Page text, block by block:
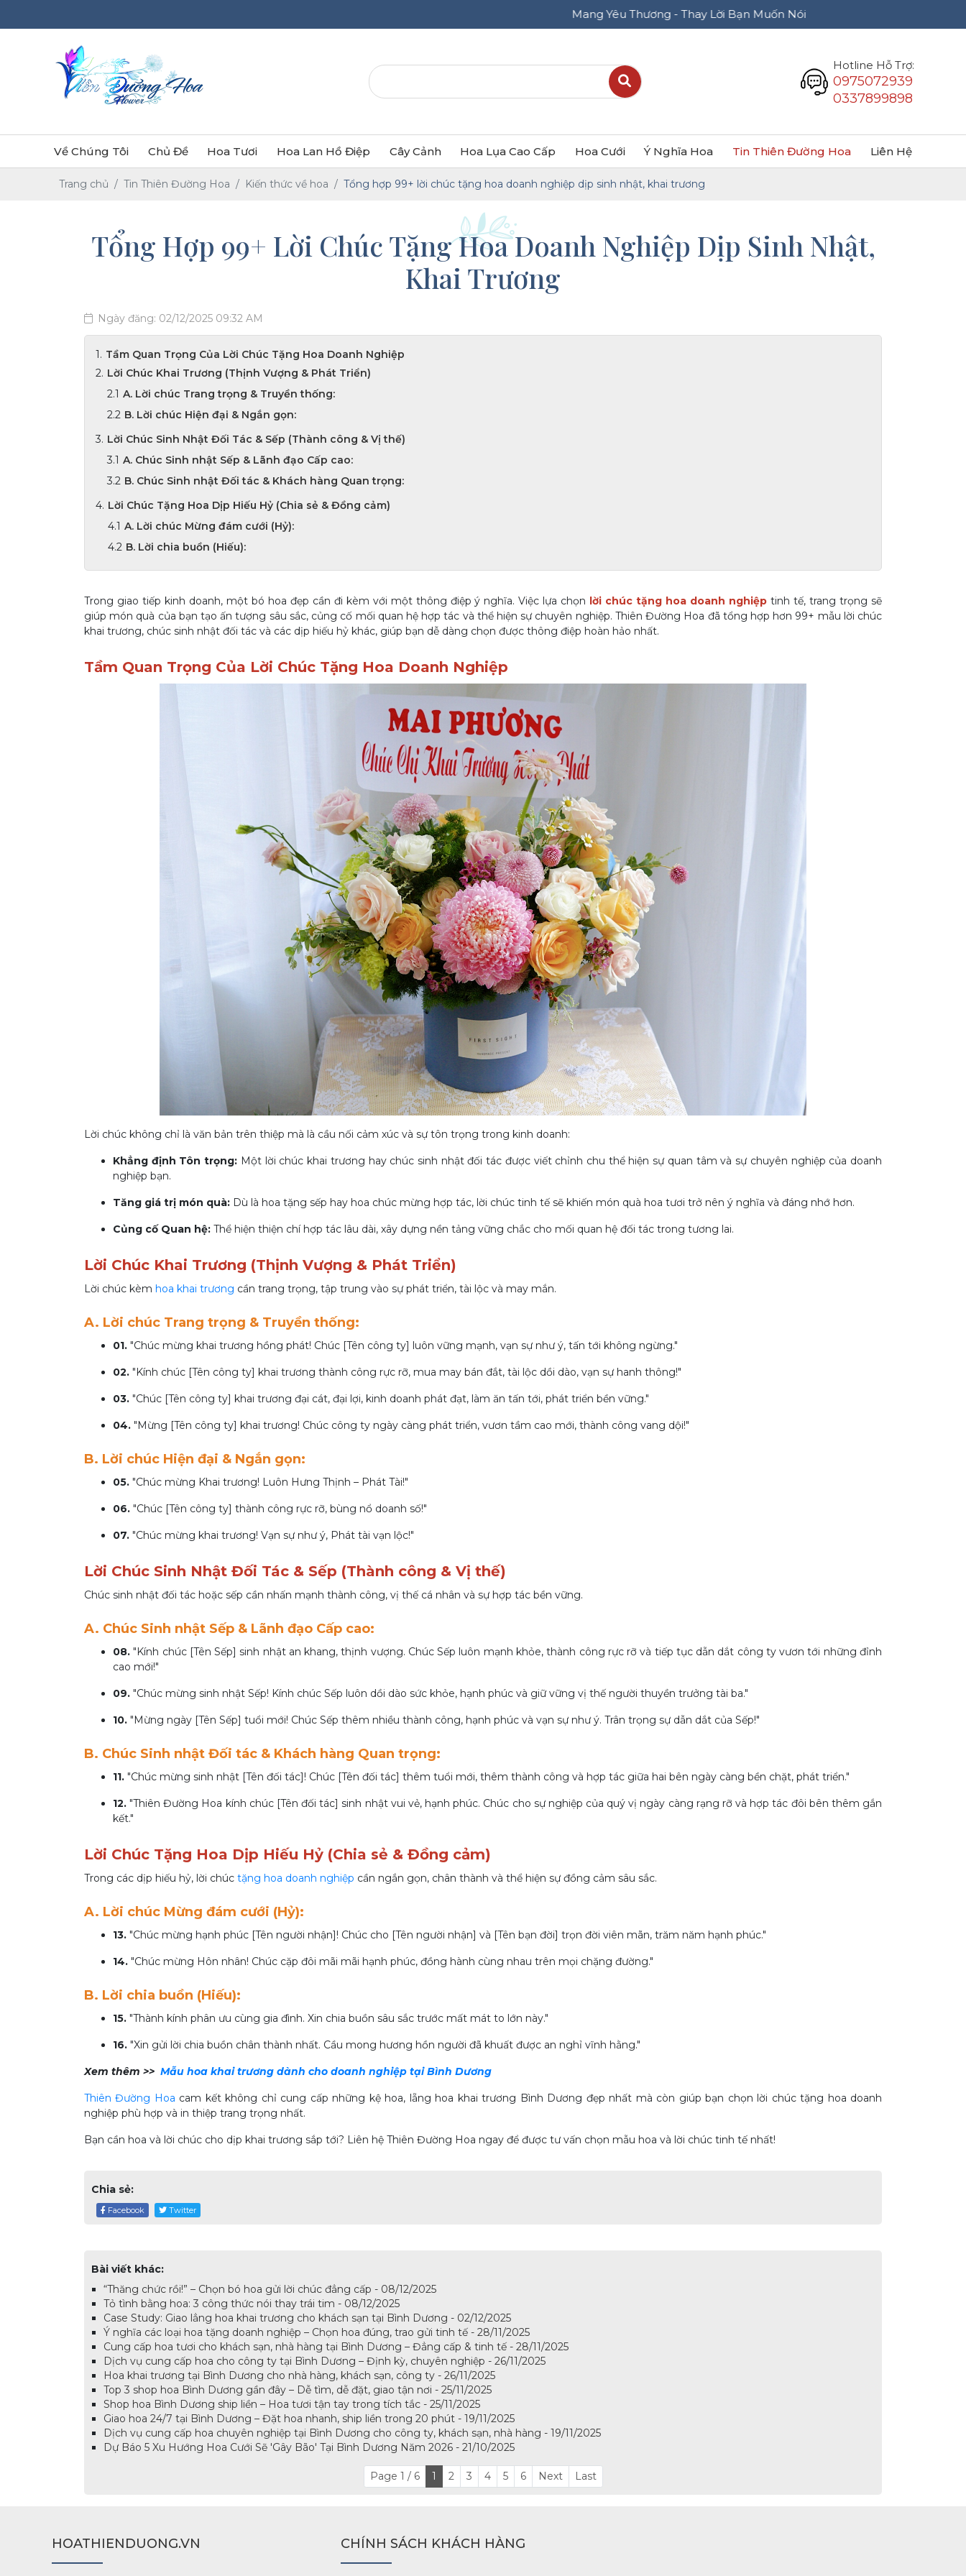
Mang Yêu Thương - Thay Lời Bạn Muốn Nói
Hotline Hỗ Trợ:
0975072939
0337899898
Về Chúng Tôi Chủ Đề Hoa Tươi Hoa Lan Hồ Điệp Cây Cảnh Hoa Lụa Cao Cấp Hoa Cưới Ý Nghĩa Hoa Tin Thiên Đường Hoa Liên Hệ
Trang chủ Tin Thiên Đường Hoa Kiến thức về hoa Tổng hợp 99+ lời chúc tặng hoa doanh nghiệp dịp sinh nhật, khai trương
Tổng Hợp 99+ Lời Chúc Tặng Hoa Doanh Nghiệp Dịp Sinh Nhật,
Khai Trương
Ngày đăng: 02/12/2025 09:32 AM
Tầm Quan Trọng Của Lời Chúc Tặng Hoa Doanh Nghiệp
Lời Chúc Khai Trương (Thịnh Vượng & Phát Triển)
A. Lời chúc Trang trọng & Truyền thống:
B. Lời chúc Hiện đại & Ngắn gọn:
Lời Chúc Sinh Nhật Đối Tác & Sếp (Thành công & Vị thế)
A. Chúc Sinh nhật Sếp & Lãnh đạo Cấp cao:
B. Chúc Sinh nhật Đối tác & Khách hàng Quan trọng:
Lời Chúc Tặng Hoa Dịp Hiếu Hỷ (Chia sẻ & Đồng cảm)
A. Lời chúc Mừng đám cưới (Hỷ):
B. Lời chia buồn (Hiếu):
Trong giao tiếp kinh doanh, một bó hoa đẹp cần đi kèm với một thông điệp ý nghĩa. Việc lựa chọn lời chúc tặng hoa doanh nghiệp tinh tế, trang trọng sẽ
giúp món quà của bạn tạo ấn tượng sâu sắc, củng cố mối quan hệ hợp tác và thể hiện sự chuyên nghiệp. Thiên Đường Hoa đã tổng hợp hơn 99+ mẫu lời chúc
khai trương, chúc sinh nhật đối tác và các dịp hiếu hỷ khác, giúp bạn dễ dàng chọn được thông điệp hoàn hảo nhất.
Tầm Quan Trọng Của Lời Chúc Tặng Hoa Doanh Nghiệp
Lời chúc không chỉ là văn bản trên thiệp mà là cầu nối cảm xúc và sự tôn trọng trong kinh doanh:
Khẳng định Tôn trọng: Một lời chúc khai trương hay chúc sinh nhật đối tác được viết chỉnh chu thể hiện sự quan tâm và sự chuyên nghiệp của doanh
nghiệp bạn.
Tăng giá trị món quà: Dù là hoa tặng sếp hay hoa chúc mừng hợp tác, lời chúc tinh tế sẽ khiến món quà hoa tươi trở nên ý nghĩa và đáng nhớ hơn.
Củng cố Quan hệ: Thể hiện thiện chí hợp tác lâu dài, xây dựng nền tảng vững chắc cho mối quan hệ đối tác trong tương lai.
Lời Chúc Khai Trương (Thịnh Vượng & Phát Triển)
Lời chúc kèm hoa khai trương cần trang trọng, tập trung vào sự phát triển, tài lộc và may mắn.
A. Lời chúc Trang trọng & Truyền thống:
01. "Chúc mừng khai trương hồng phát! Chúc [Tên công ty] luôn vững mạnh, vạn sự như ý, tấn tới không ngừng."
02. "Kính chúc [Tên công ty] khai trương thành công rực rỡ, mua may bán đắt, tài lộc dồi dào, vạn sự hanh thông!"
03. "Chúc [Tên công ty] khai trương đại cát, đại lợi, kinh doanh phát đạt, làm ăn tấn tới, phát triển bền vững."
04. "Mừng [Tên công ty] khai trương! Chúc công ty ngày càng phát triển, vươn tầm cao mới, thành công vang dội!"
B. Lời chúc Hiện đại & Ngắn gọn:
05. "Chúc mừng Khai trương! Luôn Hưng Thịnh – Phát Tài!"
06. "Chúc [Tên công ty] thành công rực rỡ, bùng nổ doanh số!"
07. "Chúc mừng khai trương! Vạn sự như ý, Phát tài vạn lộc!"
Lời Chúc Sinh Nhật Đối Tác & Sếp (Thành công & Vị thế)
Chúc sinh nhật đối tác hoặc sếp cần nhấn mạnh thành công, vị thế cá nhân và sự hợp tác bền vững.
A. Chúc Sinh nhật Sếp & Lãnh đạo Cấp cao:
08. "Kính chúc [Tên Sếp] sinh nhật an khang, thịnh vượng. Chúc Sếp luôn mạnh khỏe, thành công rực rỡ và tiếp tục dẫn dắt công ty vươn tới những đỉnh
cao mới!"
09. "Chúc mừng sinh nhật Sếp! Kính chúc Sếp luôn dồi dào sức khỏe, hạnh phúc và giữ vững vị thế người thuyền trưởng tài ba."
10. "Mừng ngày [Tên Sếp] tuổi mới! Chúc Sếp thêm nhiều thành công, hạnh phúc và vạn sự như ý. Trân trọng sự dẫn dắt của Sếp!"
B. Chúc Sinh nhật Đối tác & Khách hàng Quan trọng:
11. "Chúc mừng sinh nhật [Tên đối tác]! Chúc [Tên đối tác] thêm tuổi mới, thêm thành công và hợp tác giữa hai bên ngày càng bền chặt, phát triển."
12. "Thiên Đường Hoa kính chúc [Tên đối tác] sinh nhật vui vẻ, hạnh phúc. Chúc cho sự nghiệp của quý vị ngày càng rạng rỡ và hợp tác đôi bên thêm gắn
kết."
Lời Chúc Tặng Hoa Dịp Hiếu Hỷ (Chia sẻ & Đồng cảm)
Trong các dịp hiếu hỷ, lời chúc tặng hoa doanh nghiệp cần ngắn gọn, chân thành và thể hiện sự đồng cảm sâu sắc.
A. Lời chúc Mừng đám cưới (Hỷ):
13. "Chúc mừng hạnh phúc [Tên người nhận]! Chúc cho [Tên người nhận] và [Tên bạn đời] trọn đời viên mãn, trăm năm hạnh phúc."
14. "Chúc mừng Hôn nhân! Chúc cặp đôi mãi mãi hạnh phúc, đồng hành cùng nhau trên mọi chặng đường."
B. Lời chia buồn (Hiếu):
15. "Thành kính phân ưu cùng gia đình. Xin chia buồn sâu sắc trước mất mát to lớn này."
16. "Xin gửi lời chia buồn chân thành nhất. Cầu mong hương hồn người đã khuất được an nghỉ vĩnh hằng."
Xem thêm >> Mẫu hoa khai trương dành cho doanh nghiệp tại Bình Dương
Thiên Đường Hoa cam kết không chỉ cung cấp những kệ hoa, lẵng hoa khai trương Bình Dương đẹp nhất mà còn giúp bạn chọn lời chúc tặng hoa doanh
nghiệp phù hợp và in thiệp trang trọng nhất.
Bạn cần hoa và lời chúc cho dịp khai trương sắp tới? Liên hệ Thiên Đường Hoa ngay để được tư vấn chọn mẫu hoa và lời chúc tinh tế nhất!
Chia sẻ:
Facebook Twitter
Bài viết khác:
“Thăng chức rồi!” – Chọn bó hoa gửi lời chúc đẳng cấp - 08/12/2025
Tỏ tình bằng hoa: 3 công thức nói thay trái tim - 08/12/2025
Case Study: Giao lẳng hoa khai trương cho khách sạn tại Bình Dương - 02/12/2025
Ý nghĩa các loại hoa tặng doanh nghiệp – Chọn hoa đúng, trao gửi tinh tế - 28/11/2025
Cung cấp hoa tươi cho khách sạn, nhà hàng tại Bình Dương – Đẳng cấp & tinh tế - 28/11/2025
Dịch vụ cung cấp hoa cho công ty tại Bình Dương – Định kỳ, chuyên nghiệp - 26/11/2025
Hoa khai trương tại Bình Dương cho nhà hàng, khách sạn, công ty - 26/11/2025
Top 3 shop hoa Bình Dương gần đây – Dễ tìm, dễ đặt, giao tận nơi - 25/11/2025
Shop hoa Bình Dương ship liền – Hoa tươi tận tay trong tích tắc - 25/11/2025
Giao hoa 24/7 tại Bình Dương – Đặt hoa nhanh, ship liền trong 20 phút - 19/11/2025
Dịch vụ cung cấp hoa chuyên nghiệp tại Bình Dương cho công ty, khách sạn, nhà hàng - 19/11/2025
Dự Báo 5 Xu Hướng Hoa Cưới Sẽ 'Gây Bão' Tại Bình Dương Năm 2026 - 21/10/2025
Page 1 / 6 1 2 3 4 5 6 Next Last
HOATHIENDUONG.VN CHÍNH SÁCH KHÁCH HÀNG